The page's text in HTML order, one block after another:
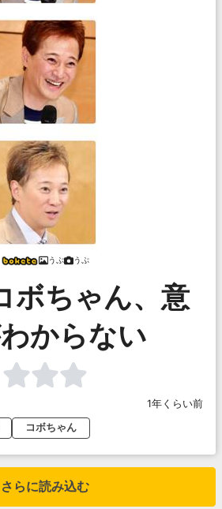
うぷ うぷ
ボちゃん、意
からない
1年くらい前
コボちゃん
さらに読み込む